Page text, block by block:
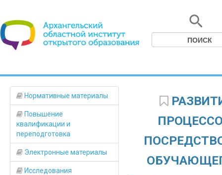
Нормативные материалы
Повышение
квалификации и
переподготовка
Электронные материалы
Исследования